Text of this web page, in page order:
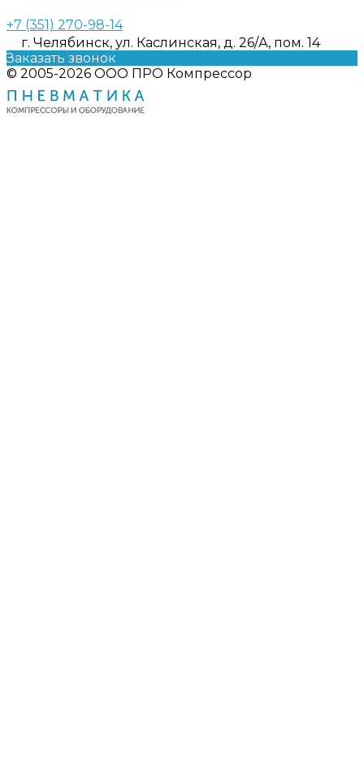
+7 (351) 270-98-14
г. Челябинск, ул. Каслинская, д. 26/А, пом. 14
Заказать звонок
© 2005-2026 ООО ПРО Компрессор